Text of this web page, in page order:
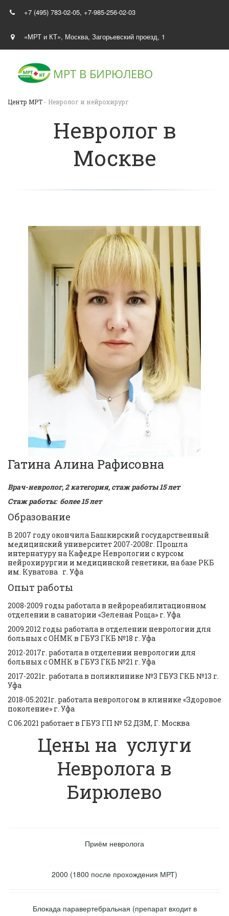
+7 (495) 783-02-05, +7-985-256-02-03
«МРТ и КТ», Москва, Загорьевский проезд, 1
МРТ В БИРЮЛЕВО
Центр МРТ - Невролог и нейрохирург
Невролог в
Москве
Гатина Алина Рафисовна
Врач-невролог, 2 категория, стаж работы 15 лет
Стаж работы:  более 15 лет
Образование
В 2007 году окончила Башкирский государственный
медицинский университет 2007-2008г. Прошла
интернатуру на Кафедре Неврологии с курсом
нейрохирургии и медицинской генетики, на базе РКБ
им. Куватова   г. Уфа
Опыт работы
2008-2009 годы работала в нейрореабилитационном
отделении в санатории «Зеленая Роща» г. Уфа
2009.2012 годы работала в отделении неврологии для
больных с ОНМК в ГБУЗ ГКБ №18 г. Уфа
2012-2017г. работала в отделении неврологии для
больных с ОМНК в ГБУЗ ГКБ №21 г. Уфа
2017-2021г. работала в поликлинике №3 ГБУЗ ГКБ №13 г.
Уфа
2018-05.2021г. работала неврологом в клинике «Здоровое
поколение» г. Уфа
С 06.2021 работает в ГБУЗ ГП № 52 ДЗМ, Г. Москва
Цены на услуги
Невролога в
Бирюлево
Приём невролога
2000 (1800 после прохождения МРТ)
Блокада паравертебральная (препарат входит в